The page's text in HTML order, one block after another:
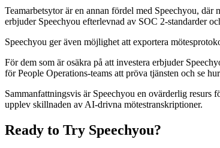
Teamarbetsytor är en annan fördel med Speechyou,
erbjuder Speechyou efterlevnad av SOC 2-standarder
Speechyou ger även möjlighet att exportera
För dem som är osäkra på att investera erbjuder
för People Operations-teams att pröva tjänsten och se
Sammanfattningsvis är Speechyou en ovärderlig resurs
upplev skillnaden av AI-drivna mötestranskriptioner.
Ready to Try Speechyou?